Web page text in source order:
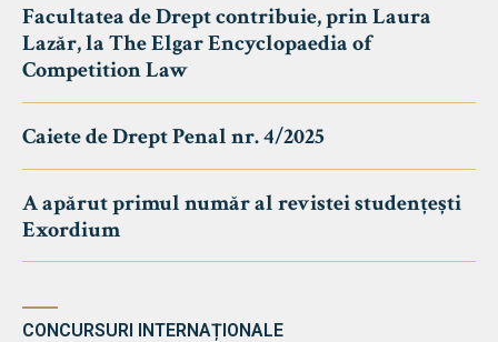
Facultatea de Drept contribuie, prin Laura
Lazăr, la The Elgar Encyclopaedia of
Competition Law
Caiete de Drept Penal nr. 4/2025
A apărut primul număr al revistei studențești
Exordium
CONCURSURI INTERNAȚIONALE